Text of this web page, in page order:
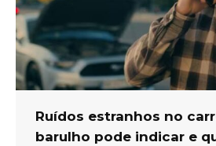
Ruídos estranhos no
barulho pode indicar e